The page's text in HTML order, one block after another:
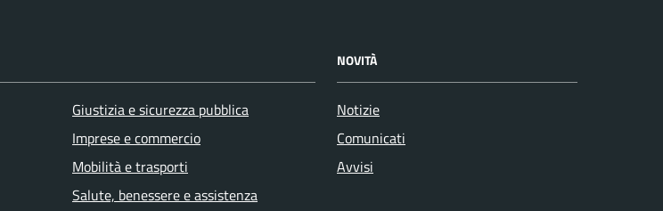
Giustizia e sicurezza pubblica
Imprese e commercio
Mobilità e trasporti
Salute, benessere e assistenza
NOVITÀ
Notizie
Comunicati
Avvisi